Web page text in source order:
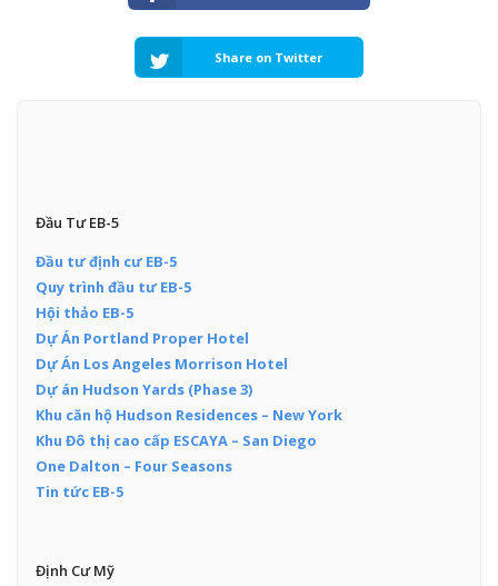
Share on Twitter
Đầu Tư EB-5
Đầu tư định cư EB-5
Quy trình đầu tư EB-5
Hội thảo EB-5
Dự Án Portland Proper Hotel
Dự Án Los Angeles Morrison Hotel
Dự án Hudson Yards (Phase 3)
Khu căn hộ Hudson Residences – New York
Khu Đô thị cao cấp ESCAYA – San Diego
One Dalton – Four Seasons
Tin tức EB-5
Định Cư Mỹ